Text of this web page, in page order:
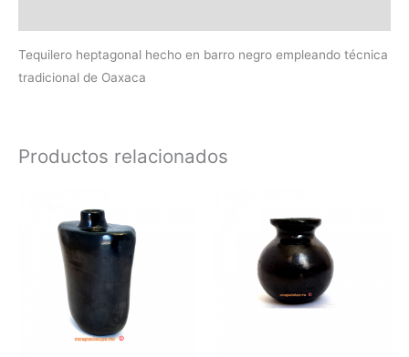
Tequilero heptagonal hecho en barro negro empleando técnica
tradicional de Oaxaca
Productos relacionados